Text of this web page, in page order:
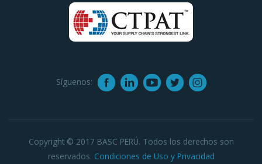
Síguenos:
Copyright © 2017 BASC PERÚ. Todos los derechos son
reservados. Condiciones de Uso y Privacidad